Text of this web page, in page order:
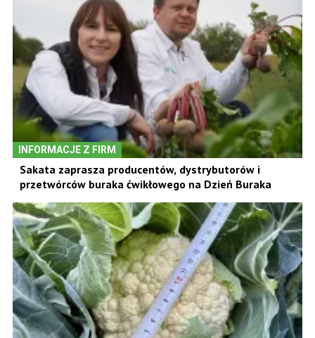
INFORMACJE Z FIRM
Sakata zaprasza producentów, dystrybutorów i
przetwórców buraka ćwikłowego na Dzień Buraka